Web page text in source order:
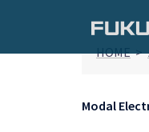
テ
HOME>
Modal